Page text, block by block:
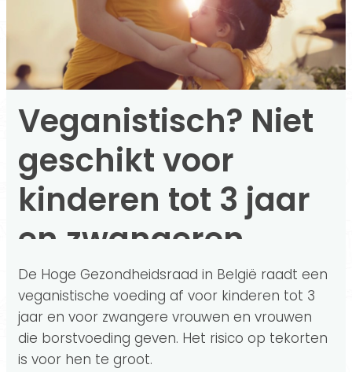
Veganistisch? Niet
geschikt voor
kinderen tot 3 jaar
en zwangeren
De Hoge Gezondheidsraad in België raadt een
veganistische voeding af voor kinderen tot 3
jaar en voor zwangere vrouwen en vrouwen
die borstvoeding geven. Het risico op tekorten
is voor hen te groot.